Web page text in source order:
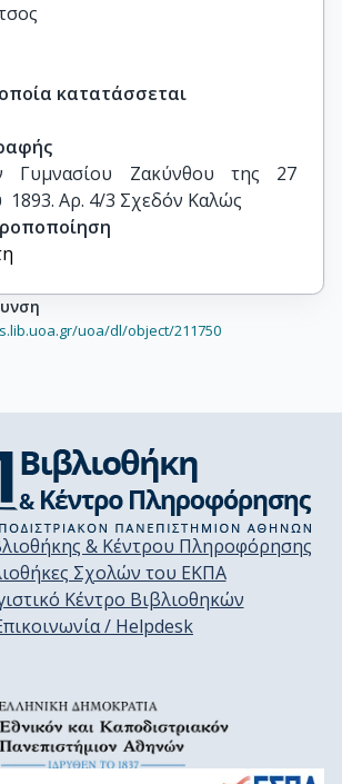
κατατάσσεται
Γυμνασίου Ζακύνθου της 27
1893. Αρ. 4/3 Σχεδόν Καλώς
uoa/dl/object/211750
& Κέντρου Πληροφόρησης
Σχολών του ΕΚΠΑ
Κέντρο Βιβλιοθηκών
/ Helpdesk